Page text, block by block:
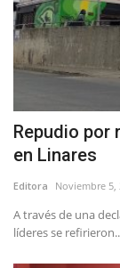
Repudio por
en Linares
Editora Noviembre 5,
A través de una
líderes se